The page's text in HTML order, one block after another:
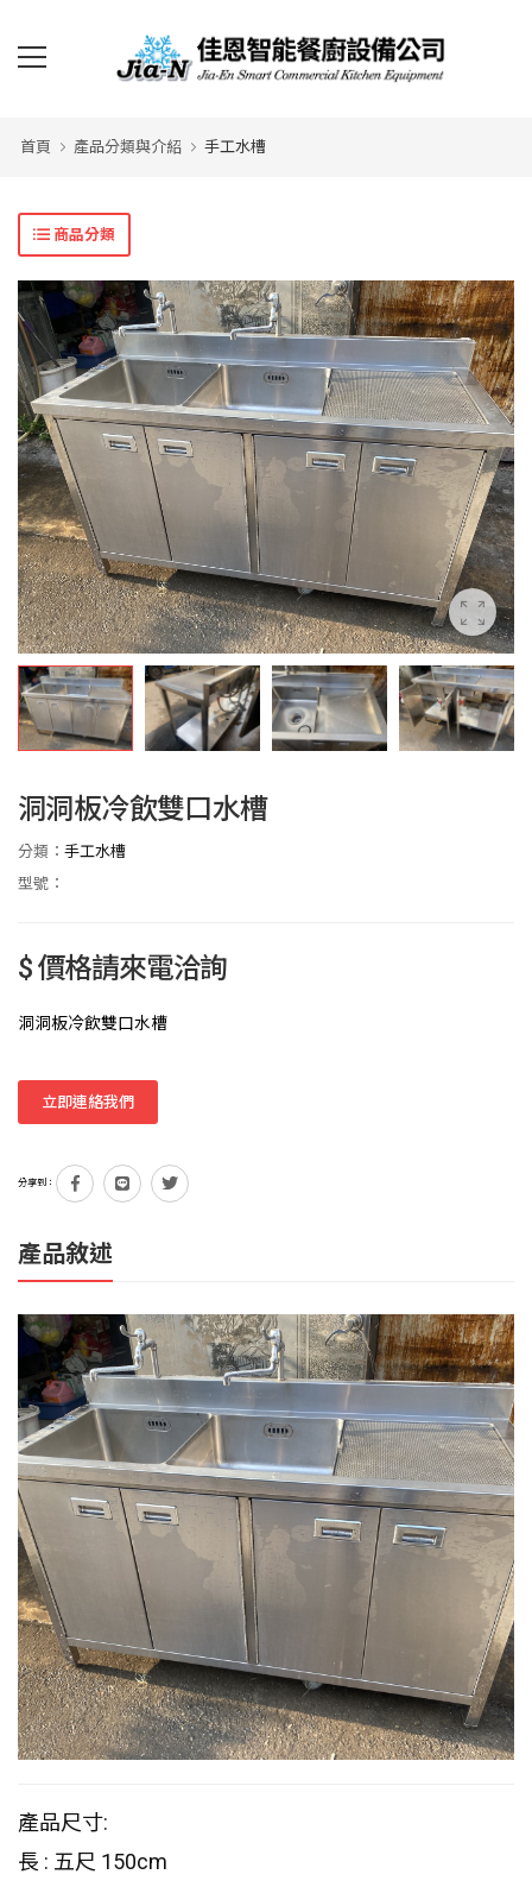
首頁 產品分類與介紹 手工水槽
商品分類
洞洞板冷飲雙口水槽
分類： 手工水槽
型號：
$ 價格請來電洽詢
洞洞板冷飲雙口水槽
立即連絡我們
分享到：
產品敘述
產品尺寸:
長 : 五尺 150cm